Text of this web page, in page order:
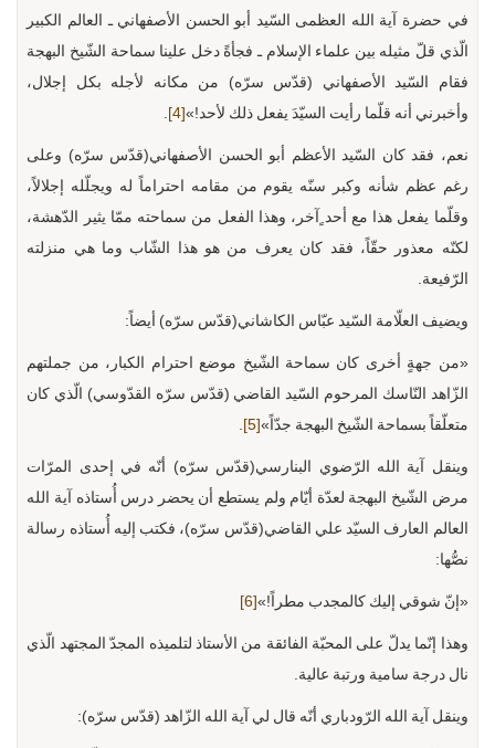
في حضرة آية الله العظمى السّيد أبو الحسن الأصفهاني ـ العالم الكبير
الّذي قلّ مثيله بين علماء الإسلام ـ فجأةً دخل علينا سماحة الشّيخ البهجة
فقام السّيد الأصفهاني (قدّس سرّه) من مكانه لأجله بكل إجلال،
وأخبرني أنه قلّما رأيت السيّدَ يفعل ذلك لأحد!»[4]
.
نعم، فقد كان السّيد الأعظم أبو الحسن الأصفهاني(قدّس سرّه) وعلى
رغم عظم شأنه وكبر سنّه يقوم من مقامه احتراماً له ويجلّله إجلالاً،
وقلّما يفعل هذا مع أحد ٍآخر، وهذا الفعل من سماحته ممّا يثير الدّهشة،
لكنّه معذور حقّاً، فقد كان يعرف من هو هذا الشّاب وما هي منزلته
الرّفيعة.
ويضيف العلّامة السّيد عبّاس الكاشاني(قدّس سرّه) أيضاً:
«من جهةٍ أخری كان سماحة الشّيخ موضع احترام الكبار، من جملتهم
الزّاهد النّاسك المرحوم السّيد القاضي (قدّس سرّه القدّوسي) الّذي كان
متعلّقاً بسماحة الشّيخ البهجة جدّاً»[5]
.
وينقل آية الله الرّضوي البنارسي(قدّس سرّه) أنّه في إحدى المرّات
مرض الشّيخ البهجة لعدّة أيّام ولم يستطع أن يحضر درس أُستاذه آية الله
العالم العارف السيّد علي القاضي(قدّس سرّه)، فكتب إليه أُستاذه رسالة
نصُّها:
«إنّ شوقي إليك كالمجدب مطراً!»[6]
وهذا إنّما يدلّ على المحبّة الفائقة من الأستاذ لتلميذه المجدّ المجتهد الّذي
نال درجة سامية ورتبة عالية.
وينقل آية الله الرّودباري أنّه قال لي آية الله الزّاهد (قدّس سرّه):